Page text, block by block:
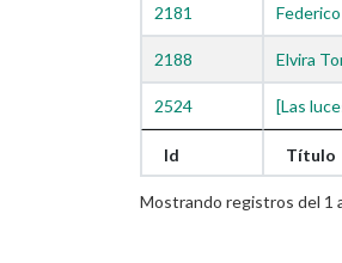
2181
2188 Elvira
2524 [Las
Id Título
Mostrando registros del 1